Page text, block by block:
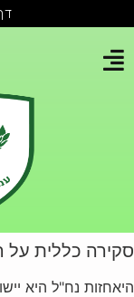
סקירה כללית על
היאחזות נח"ל היא